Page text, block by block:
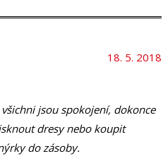
18. 5. 2018
jsou spokojení, dokonce
dresy nebo koupit
do zásoby.